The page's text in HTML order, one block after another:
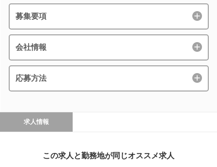
募集要項
会社情報
応募方法
求人情報
この求人と勤務地が同じオススメ求人